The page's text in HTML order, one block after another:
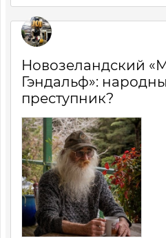
Новозеландский
Гэндальф»:
преступник?